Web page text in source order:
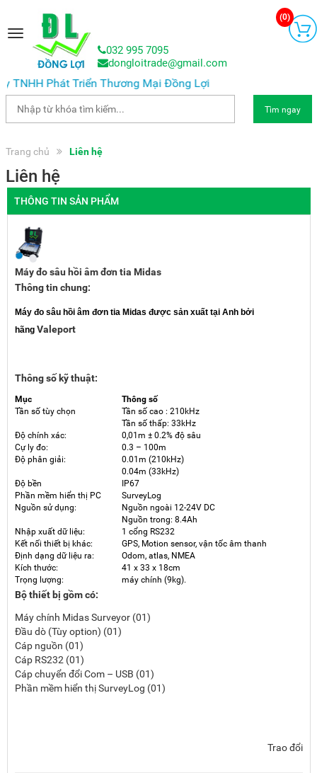
Toggle
navigation
032 995 7095
dongloitrade@gmail.com
(0)
TNHH Phát Triển Thương Mại Đồng Lợi
Tìm ngay
Trang chủ Liên hệ
Liên hệ
THÔNG TIN SẢN PHẨM
Máy đo sâu hồi âm đơn tia Midas
Thông tin chung:
Máy đo sâu hồi âm đơn tia Midas được sản xuất tại Anh bởi
hãng Valeport
Thông số kỹ thuật:
Mục
Thông số
Tần số tùy chọn
Tần số cao : 210kHz
Tần số thấp: 33kHz
Độ chính xác:
0,01m ± 0.2% độ sâu
Cự ly đo:
0.3 – 100m
Độ phân giải:
0.01m (210kHz)
0.04m (33kHz)
Độ bền
IP67
Phần mềm hiển thị PC
SurveyLog
Nguồn sử dụng:
Nguồn ngoài 12-24V DC
Nguồn trong: 8.4Ah
Nhập xuất dữ liệu:
1 cổng RS232
Kết nối thiết bị khác:
GPS, Motion sensor, vận tốc âm thanh
Định dạng dữ liệu ra:
Odom, atlas, NMEA
Kích thước:
41 x 33 x 18cm
Trọng lượng:
máy chính (9kg).
Bộ thiết bị gồm có:
Máy chính Midas Surveyor (01)
Đầu dò (Tùy option) (01)
Cáp nguồn (01)
Cáp RS232 (01)
Cáp chuyển đổi Com – USB (01)
Phần mềm hiển thị SurveyLog (01)
Trao đổi